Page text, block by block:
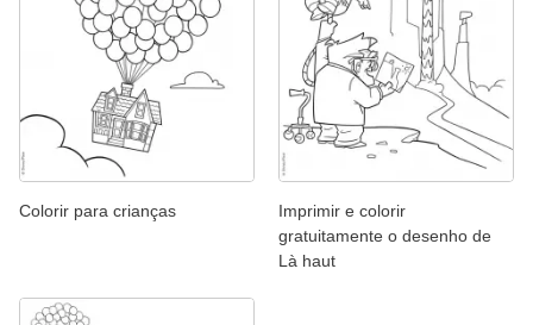
Colorir para crianças
Imprimir e colorir
gratuitamente o desenho de
Là haut